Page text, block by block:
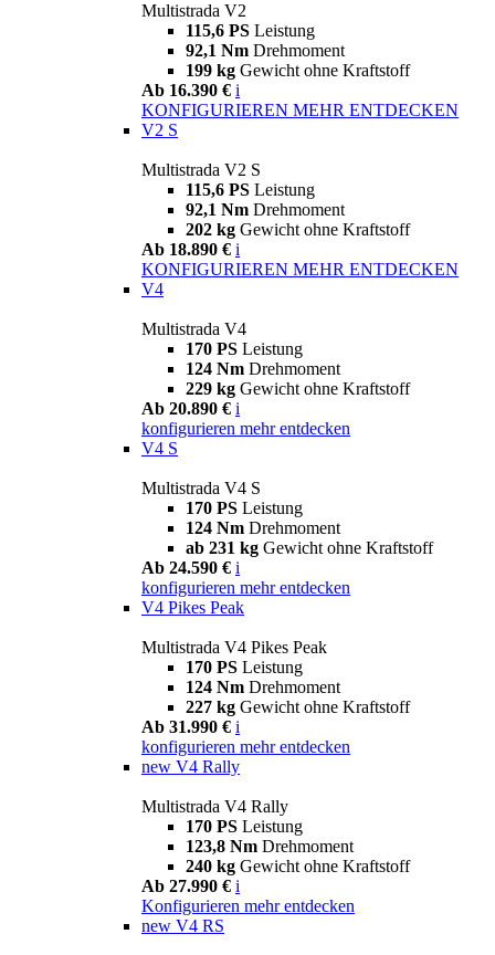
Multistrada V2
115,6 PS Leistung
92,1 Nm Drehmoment
199 kg Gewicht ohne Kraftstoff
Ab 16.390 € i
KONFIGURIEREN MEHR ENTDECKEN
V2 S
Multistrada V2 S
115,6 PS Leistung
92,1 Nm Drehmoment
202 kg Gewicht ohne Kraftstoff
Ab 18.890 € i
KONFIGURIEREN MEHR ENTDECKEN
V4
Multistrada V4
170 PS Leistung
124 Nm Drehmoment
229 kg Gewicht ohne Kraftstoff
Ab 20.890 € i
konfigurieren mehr entdecken
V4 S
Multistrada V4 S
170 PS Leistung
124 Nm Drehmoment
ab 231 kg Gewicht ohne Kraftstoff
Ab 24.590 € i
konfigurieren mehr entdecken
V4 Pikes Peak
Multistrada V4 Pikes Peak
170 PS Leistung
124 Nm Drehmoment
227 kg Gewicht ohne Kraftstoff
Ab 31.990 € i
konfigurieren mehr entdecken
new V4 Rally
Multistrada V4 Rally
170 PS Leistung
123,8 Nm Drehmoment
240 kg Gewicht ohne Kraftstoff
Ab 27.990 € i
Konfigurieren mehr entdecken
new V4 RS